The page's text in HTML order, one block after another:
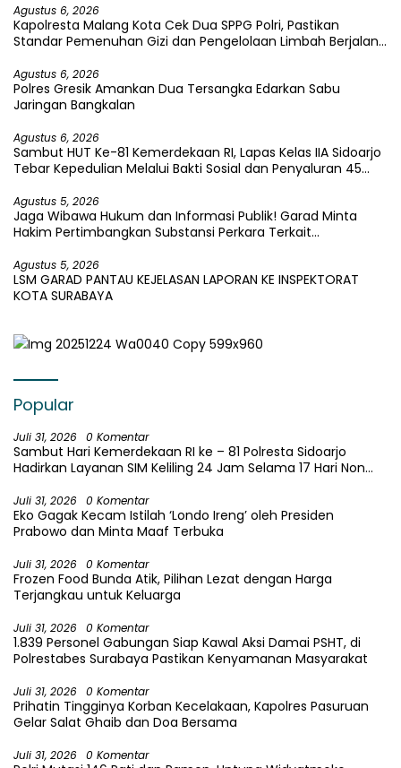
Agustus 6, 2026
Kapolresta Malang Kota Cek Dua SPPG Polri, Pastikan
Standar Pemenuhan Gizi dan Pengelolaan Limbah Berjalan
Agustus 6, 2026
Polres Gresik Amankan Dua Tersangka Edarkan Sabu
Jaringan Bangkalan
Agustus 6, 2026
Sambut HUT Ke-81 Kemerdekaan RI, Lapas Kelas IIA Sidoarjo
Tebar Kepedulian Melalui Bakti Sosial dan Penyaluran 45
Agustus 5, 2026
Jaga Wibawa Hukum dan Informasi Publik! Garad Minta
Hakim Pertimbangkan Substansi Perkara Terkait
Agustus 5, 2026
LSM GARAD PANTAU KEJELASAN LAPORAN KE INSPEKTORAT
KOTA SURABAYA
Popular
Juli 31, 2026 0 Komentar
Sambut Hari Kemerdekaan RI ke – 81 Polresta Sidoarjo
Hadirkan Layanan SIM Keliling 24 Jam Selama 17 Hari Non
Juli 31, 2026 0 Komentar
Eko Gagak Kecam Istilah ‘Londo Ireng’ oleh Presiden
Prabowo dan Minta Maaf Terbuka
Juli 31, 2026 0 Komentar
Frozen Food Bunda Atik, Pilihan Lezat dengan Harga
Terjangkau untuk Keluarga
Juli 31, 2026 0 Komentar
1.839 Personel Gabungan Siap Kawal Aksi Damai PSHT, di
Polrestabes Surabaya Pastikan Kenyamanan Masyarakat
Juli 31, 2026 0 Komentar
Prihatin Tingginya Korban Kecelakaan, Kapolres Pasuruan
Gelar Salat Ghaib dan Doa Bersama
Juli 31, 2026 0 Komentar